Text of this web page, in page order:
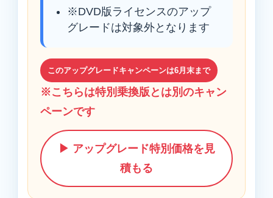
※DVD版ライセンスのアップ
グレードは対象外となります
このアップグレードキャンペーンは6月末まで
※こちらは特別乗換版とは別のキャン
ペーンです
▶ アップグレード特別価格を見
積もる